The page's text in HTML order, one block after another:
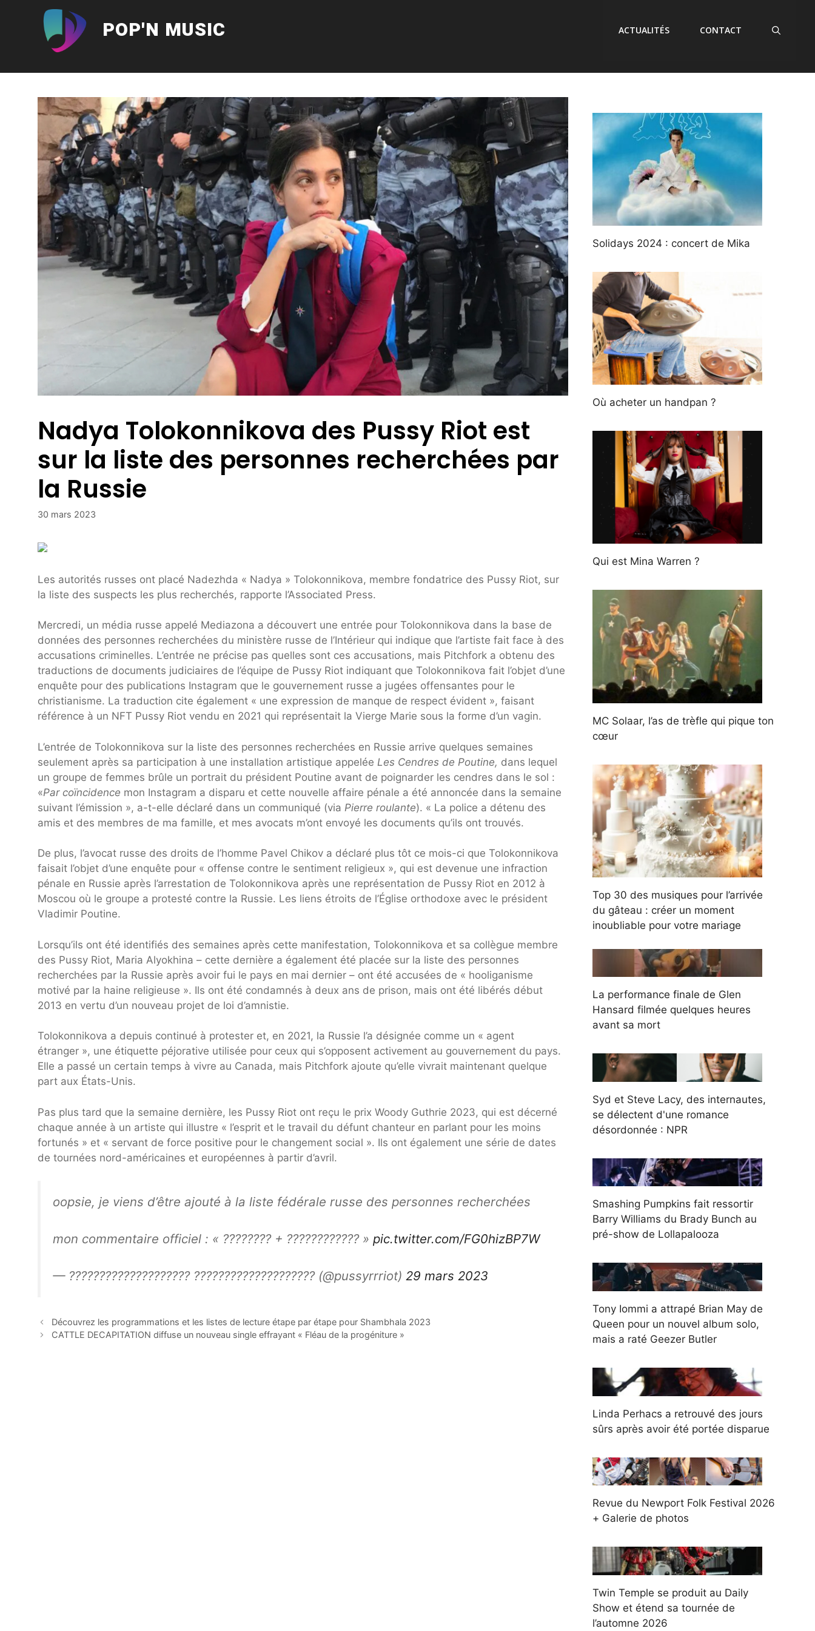
POP'N MUSIC ACTUALITÉS CONTACT
Nadya Tolokonnikova des Pussy Riot est
sur la liste des personnes recherchées par
la Russie
30 mars 2023
Les autorités russes ont placé Nadezhda « Nadya » Tolokonnikova, membre fondatrice des Pussy Riot, sur
la liste des suspects les plus recherchés, rapporte l’Associated Press.
Mercredi, un média russe appelé Mediazona a découvert une entrée pour Tolokonnikova dans la base de
données des personnes recherchées du ministère russe de l’Intérieur qui indique que l’artiste fait face à des
accusations criminelles. L’entrée ne précise pas quelles sont ces accusations, mais Pitchfork a obtenu des
traductions de documents judiciaires de l’équipe de Pussy Riot indiquant que Tolokonnikova fait l’objet d’une
enquête pour des publications Instagram que le gouvernement russe a jugées offensantes pour le
christianisme. La traduction cite également « une expression de manque de respect évident », faisant
référence à un NFT Pussy Riot vendu en 2021 qui représentait la Vierge Marie sous la forme d’un vagin.
L’entrée de Tolokonnikova sur la liste des personnes recherchées en Russie arrive quelques semaines
seulement après sa participation à une installation artistique appelée Les Cendres de Poutine, dans lequel
un groupe de femmes brûle un portrait du président Poutine avant de poignarder les cendres dans le sol :
«Par coïncidence mon Instagram a disparu et cette nouvelle affaire pénale a été annoncée dans la semaine
suivant l’émission », a-t-elle déclaré dans un communiqué (via Pierre roulante). « La police a détenu des
amis et des membres de ma famille, et mes avocats m’ont envoyé les documents qu’ils ont trouvés.
De plus, l’avocat russe des droits de l’homme Pavel Chikov a déclaré plus tôt ce mois-ci que Tolokonnikova
faisait l’objet d’une enquête pour « offense contre le sentiment religieux », qui est devenue une infraction
pénale en Russie après l’arrestation de Tolokonnikova après une représentation de Pussy Riot en 2012 à
Moscou où le groupe a protesté contre la Russie. Les liens étroits de l’Église orthodoxe avec le président
Vladimir Poutine.
Lorsqu’ils ont été identifiés des semaines après cette manifestation, Tolokonnikova et sa collègue membre
des Pussy Riot, Maria Alyokhina – cette dernière a également été placée sur la liste des personnes
recherchées par la Russie après avoir fui le pays en mai dernier – ont été accusées de « hooliganisme
motivé par la haine religieuse ». Ils ont été condamnés à deux ans de prison, mais ont été libérés début
2013 en vertu d’un nouveau projet de loi d’amnistie.
Tolokonnikova a depuis continué à protester et, en 2021, la Russie l’a désignée comme un « agent
étranger », une étiquette péjorative utilisée pour ceux qui s’opposent activement au gouvernement du pays.
Elle a passé un certain temps à vivre au Canada, mais Pitchfork ajoute qu’elle vivrait maintenant quelque
part aux États-Unis.
Pas plus tard que la semaine dernière, les Pussy Riot ont reçu le prix Woody Guthrie 2023, qui est décerné
chaque année à un artiste qui illustre « l’esprit et le travail du défunt chanteur en parlant pour les moins
fortunés » et « servant de force positive pour le changement social ». Ils ont également une série de dates
de tournées nord-américaines et européennes à partir d’avril.
oopsie, je viens d’être ajouté à la liste fédérale russe des personnes recherchées
mon commentaire officiel : « ???????? + ???????????? » pic.twitter.com/FG0hizBP7W
— ???????????????????? ???????????????????? (@pussyrrriot) 29 mars 2023
Découvrez les programmations et les listes de lecture étape par étape pour Shambhala 2023
CATTLE DECAPITATION diffuse un nouveau single effrayant « Fléau de la progéniture »
Solidays 2024 : concert de Mika
Où acheter un handpan ?
Qui est Mina Warren ?
MC Solaar, l’as de trèfle qui pique ton
cœur
Top 30 des musiques pour l’arrivée
du gâteau : créer un moment
inoubliable pour votre mariage
La performance finale de Glen
Hansard filmée quelques heures
avant sa mort
Syd et Steve Lacy, des internautes,
se délectent d'une romance
désordonnée : NPR
Smashing Pumpkins fait ressortir
Barry Williams du Brady Bunch au
pré-show de Lollapalooza
Tony Iommi a attrapé Brian May de
Queen pour un nouvel album solo,
mais a raté Geezer Butler
Linda Perhacs a retrouvé des jours
sûrs après avoir été portée disparue
Revue du Newport Folk Festival 2026
+ Galerie de photos
Twin Temple se produit au Daily
Show et étend sa tournée de
l’automne 2026